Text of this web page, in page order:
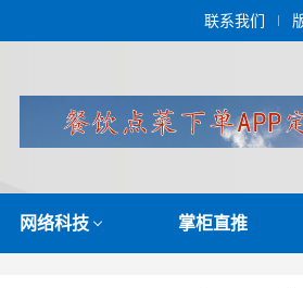
联系我们
网络科技 掌柜直推